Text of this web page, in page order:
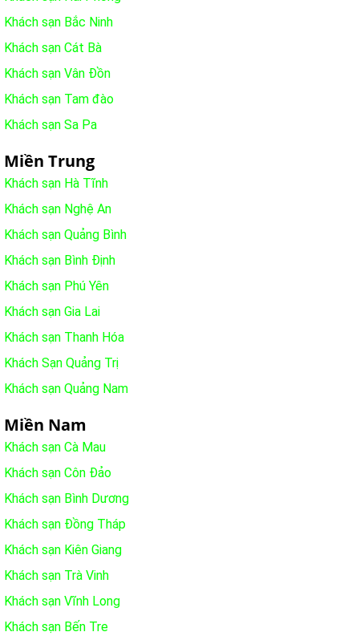
Khách sạn Bắc Ninh
Khách sạn Cát Bà
Khách sạn Vân Đồn
Khách sạn Tam đào
Khách sạn Sa Pa
Miền Trung
Khách sạn Hà Tĩnh
Khách sạn Nghệ An
Khách sạn Quảng Bình
Khách sạn Bình Định
Khách sạn Phú Yên
Khách sạn Gia Lai
Khách sạn Thanh Hóa
Khách Sạn Quảng Trị
Khách sạn Quảng Nam
Miền Nam
Khách sạn Cà Mau
Khách sạn Côn Đảo
Khách sạn Bình Dương
Khách sạn Đồng Tháp
Khách sạn Kiên Giang
Khách sạn Trà Vinh
Khách sạn Vĩnh Long
Khách sạn Bến Tre